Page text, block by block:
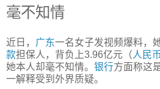
毫不知情
近日， 广东一名女子发视频爆料，
款担保人，背负上3.96亿元（人民币
她本人却毫不知情。 银行方面称这
一解释受到外界质疑。